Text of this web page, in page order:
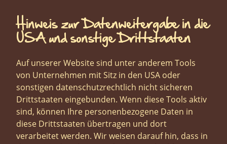
Hinweis zur Datenweitergabe in die
USA und sonstige Drittstaaten
Auf unserer Website sind unter anderem Tools
von Unternehmen mit Sitz in den USA oder
sonstigen datenschutzrechtlich nicht sicheren
Drittstaaten eingebunden. Wenn diese Tools aktiv
sind, können Ihre personenbezogene Daten in
diese Drittstaaten übertragen und dort
verarbeitet werden. Wir weisen darauf hin, dass in